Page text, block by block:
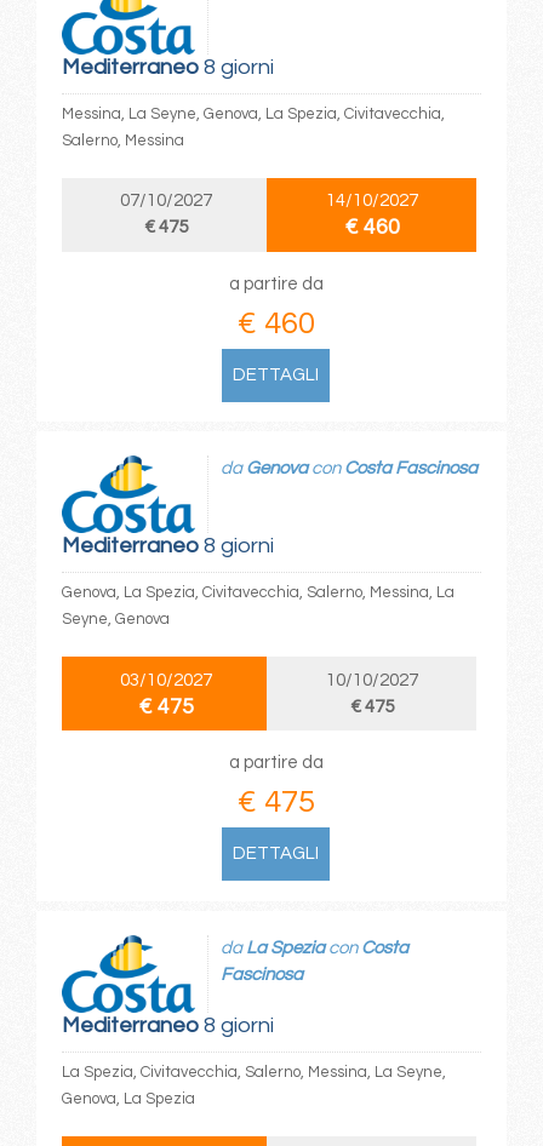
Mediterraneo8 giorni
Messina, La Seyne, Genova, La Spezia, Civitavecchia,
Salerno, Messina
07/10/2027
€ 475
14/10/2027
€ 460
a partire da
€ 460
DETTAGLI
Mediterraneo8 giorni
da Genovacon Costa Fascinosa
Genova, La Spezia, Civitavecchia, Salerno, Messina, La
Seyne, Genova
03/10/2027
€ 475
10/10/2027
€ 475
a partire da
€ 475
DETTAGLI
Mediterraneo8 giorni
da La Speziacon Costa
Fascinosa
La Spezia, Civitavecchia, Salerno, Messina, La Seyne,
Genova, La Spezia